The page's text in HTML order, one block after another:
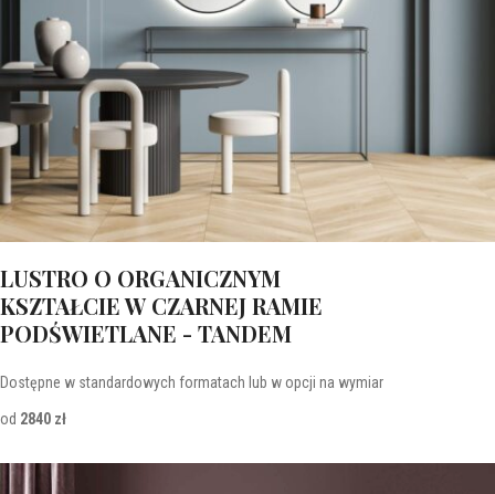
LUSTRO O ORGANICZNYM
KSZTAŁCIE W CZARNEJ RAMIE
PODŚWIETLANE - TANDEM
Dostępne w standardowych formatach lub w opcji na wymiar
od 2840 zł